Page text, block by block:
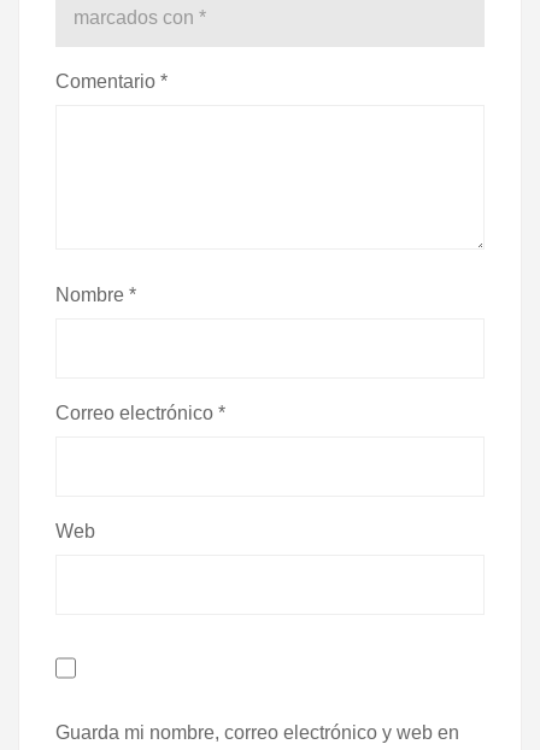
marcados con *
Comentario *
Nombre *
Correo electrónico *
Web
Guarda mi nombre, correo electrónico y web en